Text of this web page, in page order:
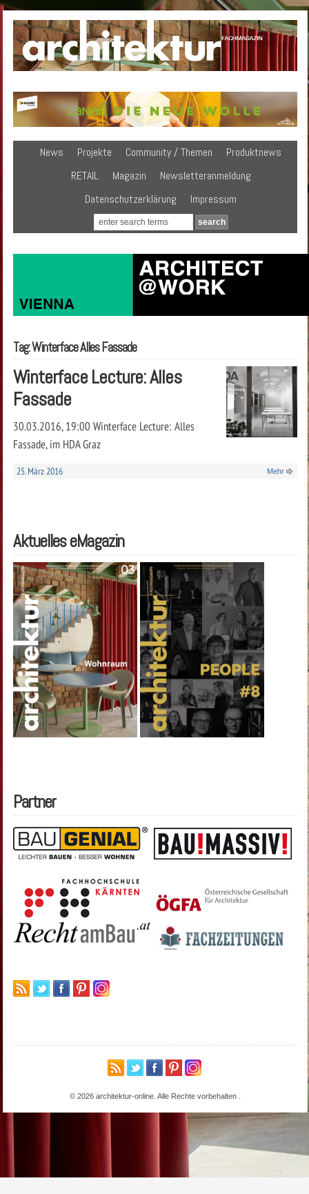
News Projekte Community / Themen
Produktnews
RETAIL
Magazin
Newsletteranmeldung
Datenschutzerklärung
Impressum
Tag: Winterface Alles Fassade
Winterface Lecture: Alles
Fassade
30.03.2016, 19:00 Winterface Lecture: Alles
Fassade, im HDA Graz
25. März 2016 Mehr
Aktuelles eMagazin
Partner
© 2026 architektur-online. Alle Rechte vorbehalten .